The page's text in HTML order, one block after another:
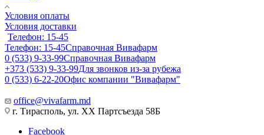
Условия оплаты
Условия доставки
Телефон: 15-45
Телефон: 15-45Справочная Вивафарм
0 (533) 9-33-99Справочная Вивафарм
+373 (533) 9-33-99Для звонков из-за рубежа
0 (533) 6-22-20Офис компании "Вивафарм"
office@vivafarm.md
г. Тирасполь, ул. ХХ Партсъезда 58Б
Facebook